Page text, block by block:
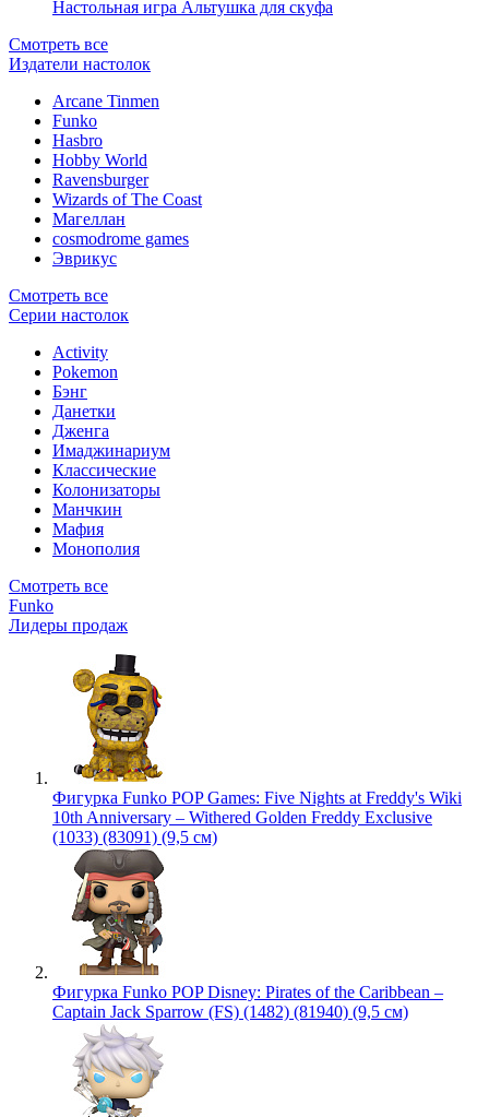
Настольная игра Альтушка для скуфа
Смотреть все
Издатели настолок
Arcane Tinmen
Funko
Hasbro
Hobby World
Ravensburger
Wizards of The Coast
Магеллан
сosmodrome games
Эврикус
Смотреть все
Серии настолок
Activity
Pokemon
Бэнг
Данетки
Дженга
Имаджинариум
Классические
Колонизаторы
Манчкин
Мафия
Монополия
Смотреть все
Funko
Лидеры продаж
Фигурка Funko POP Games: Five Nights at Freddy's Wiki
10th Anniversary – Withered Golden Freddy Exclusive
(1033) (83091) (9,5 см)
Фигурка Funko POP Disney: Pirates of the Caribbean –
Captain Jack Sparrow (FS) (1482) (81940) (9,5 см)